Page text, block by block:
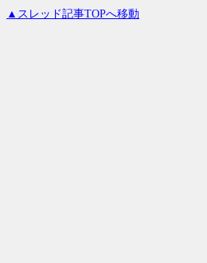
▲スレッド記事TOPへ移動